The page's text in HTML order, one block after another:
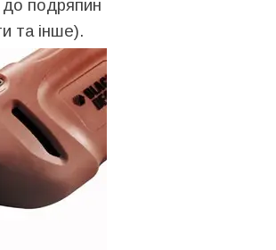
до подряпин
та інше).